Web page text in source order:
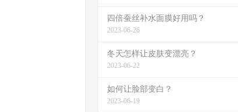
四倍蚕丝补水面膜好用吗？
2023-06-26
冬天怎样让皮肤变漂亮？
2023-06-22
如何让脸部变白？
2023-06-19